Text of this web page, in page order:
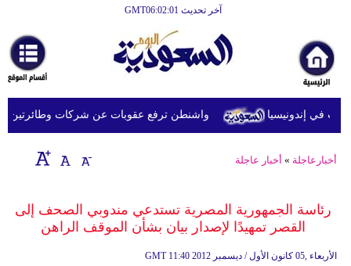
آخر تحديث GMT06:02:01
أخبارعاجلة
رياضة
ثقافة
إقتصاد
وموسيقى
واشنطن ترفع عقوبات عن شركات وطائرتين على في إندونيسيا
أخبارعاجلة » أخبار عاجلة
رئاسة الجمهورية المصرية تستدعي مندوبي الصحف إلى
القصر تمهيدًا لإصدار بيان بشأن الموقف الراهن
GMT 11:40 2012 الأربعاء ,05 كانون الأول / ديسمبر